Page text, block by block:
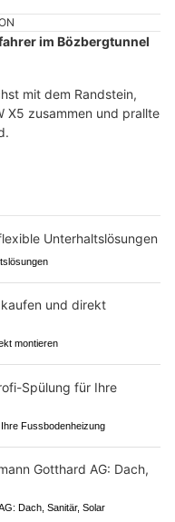
im Bözbergtunnel
mit dem Randstein,
X5 zusammen und prallte
montieren
Fussbodenheizung
Dach, Sanitär, Solar